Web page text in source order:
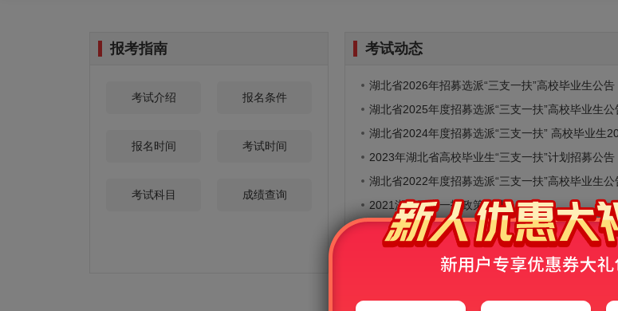
报考指南
考试介绍 报名条件
报名时间 考试时间
考试科目 成绩查询
考试动态
湖北省2026年招募选派“三支一扶”高校毕业生公告
湖北省2025年度招募选派“三支一扶”高校毕业生公
湖北省2024年度招募选派“三支一扶” 高校毕业生
2023年湖北省高校毕业生“三支一扶”计划招募公告
湖北省2022年度招募选派“三支一扶”高校毕业生公
2021湖北三支一扶政策待遇
2021湖北竹山三支一扶服务期满转事业编12人公
2020湖北十堰市房县招募服务期满三支一扶高校